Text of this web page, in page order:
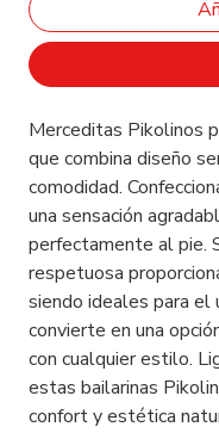
Merceditas Pikolinos
que combina diseño
comodidad.
una sensación
perfectamente al pie.
respetuosa
siendo ideales para el
convierte en una
con cualquier estilo.
estas bailarinas
confort y estética